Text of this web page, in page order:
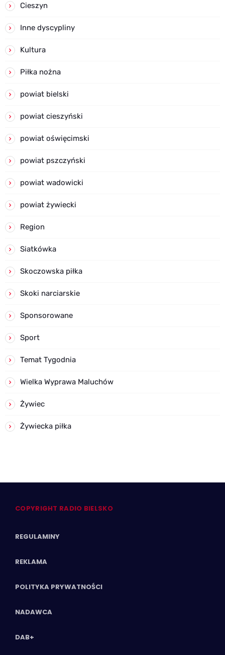
Cieszyn
Inne dyscypliny
Kultura
Piłka nożna
powiat bielski
powiat cieszyński
powiat oświęcimski
powiat pszczyński
powiat wadowicki
powiat żywiecki
Region
Siatkówka
Skoczowska piłka
Skoki narciarskie
Sponsorowane
Sport
Temat Tygodnia
Wielka Wyprawa Maluchów
Żywiec
Żywiecka piłka
COPYRIGHT RADIO BIELSKO
REGULAMINY
REKLAMA
POLITYKA PRYWATNOŚCI
NADAWCA
DAB+